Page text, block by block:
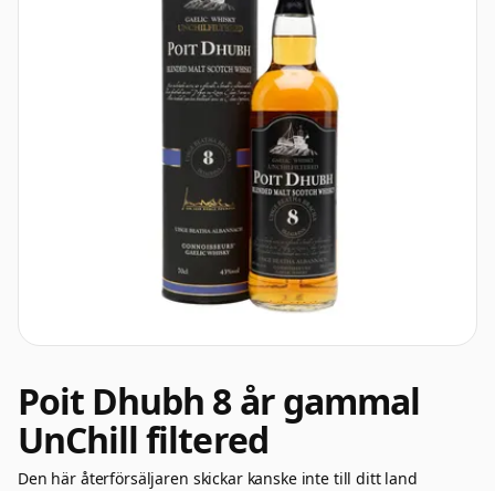
Poit Dhubh 8 år gammal
UnChill filtered
Den här återförsäljaren skickar kanske inte till ditt land